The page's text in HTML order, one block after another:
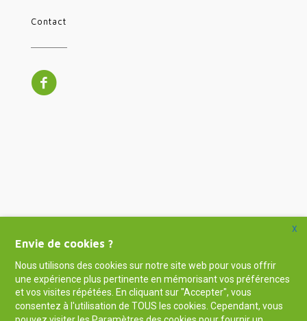
Contact
X
Envie de cookies ?
Nous utilisons des cookies sur notre site web pour vous offrir
une expérience plus pertinente en mémorisant vos préférences
et vos visites répétées. En cliquant sur "Accepter", vous
consentez à l'utilisation de TOUS les cookies. Cependant, vous